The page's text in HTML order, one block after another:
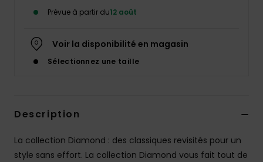
Prévue à partir du12 août
Voir la disponibilité en magasin
Sélectionnez une taille
Description
La collection Diamond : des classiques revisités pour un
style sans effort. La collection Diamond vous fait tout de